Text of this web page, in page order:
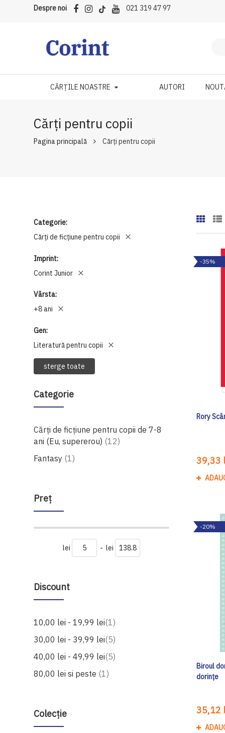
Despre noi 021 319 47 97
CĂRȚILE NOASTRE AUTORI
Cărți pentru copii
Pagina principală Cărți pentru copii
Categorie
Cărți de ficțiune pentru copii
Imprint
Corint Junior
Vârsta
+8 ani
Gen
Literatură pentru copii
sterge toate
Categorie
Cărți de ficțiune pentru copii de 7-8
ani (Eu, supererou) 12produse
Fantasy 1produs
Preţ
lei - lei
Discount
10,00 lei -19,99 lei 1produs
30,00 lei - 39,99 lei 5produse
40,00 lei -49,99 lei 5produse
80,00 lei si peste 1produs
Colecție
-35%
Rory
39,33
-20%
Biroul
dorințe
35,12